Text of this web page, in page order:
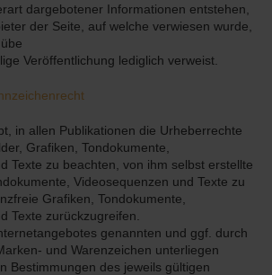
dargebotener Informationen entstehen,
der Seite, auf welche verwiesen wurde,
Veröffentlichung lediglich verweist.
in allen Publikationen die Urheberrechte
Grafiken, Tondokumente,
Texte zu beachten, von ihm selbst erstellte
Videosequenzen und Texte zu
Grafiken, Tondokumente,
Texte zurückzugreifen.
genannten und ggf. durch
und Warenzeichen unterliegen
Bestimmungen des jeweils gültigen